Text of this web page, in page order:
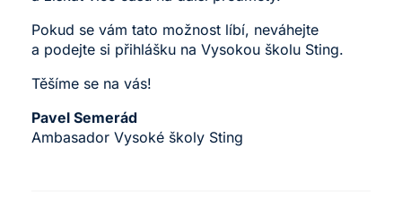
Pokud se vám tato možnost líbí, neváhejte
a podejte si přihlášku na Vysokou školu Sting.
Těšíme se na vás!
Pavel Semerád
Ambasador Vysoké školy Sting